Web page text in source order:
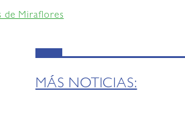
de Miraflores
MÁS NOTICIAS: